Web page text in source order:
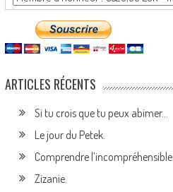
ARTICLES RÉCENTS
Si tu crois que tu peux abimer…
Le jour du Petek.
Comprendre l’incompréhensible.
Zizanie.